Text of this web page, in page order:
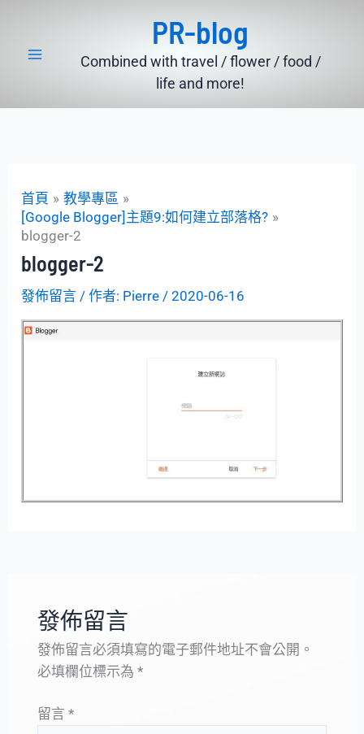
PR-blog
Combined with travel / flower / food /
life and more!
首頁
教學專區
[Google Blogger]主題9:如何建立部落格?
blogger-2
blogger-2
發佈留言 / 作者: Pierre /2020-06-16
發佈留言
發佈留言必須填寫的電子郵件地址不會公開。
必填欄位標示為 *
留言 *